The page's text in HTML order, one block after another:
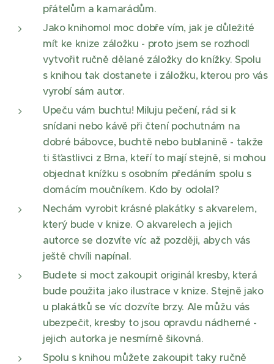
přátelům a kamarádům.
Jako knihomol moc dobře vím, jak je důležité
mít ke knize záložku - proto jsem se rozhodl
vytvořit ručně dělané záložky do knížky. Spolu
s knihou tak dostanete i záložku, kterou pro vás
vyrobí sám autor.
Upeču vám buchtu! Miluju pečení, rád si k
snídani nebo kávě při čtení pochutnám na
dobré bábovce, buchtě nebo bublanině - takže
ti šťastlivci z Brna, kteří to mají stejně, si mohou
objednat knížku s osobním předáním spolu s
domácím moučníkem. Kdo by odolal?
Nechám vyrobit krásné plakátky s akvarelem,
který bude v knize. O akvarelech a jejich
autorce se dozvíte víc až později, abych vás
ještě chvíli napínal.
Budete si moct zakoupit originál kresby, která
bude použita jako ilustrace v knize. Stejně jako
u plakátků se víc dozvíte brzy. Ale můžu vás
ubezpečit, kresby to jsou opravdu nádherné -
jejich autorka je nesmírně šikovná.
Spolu s knihou můžete zakoupit taky ručně